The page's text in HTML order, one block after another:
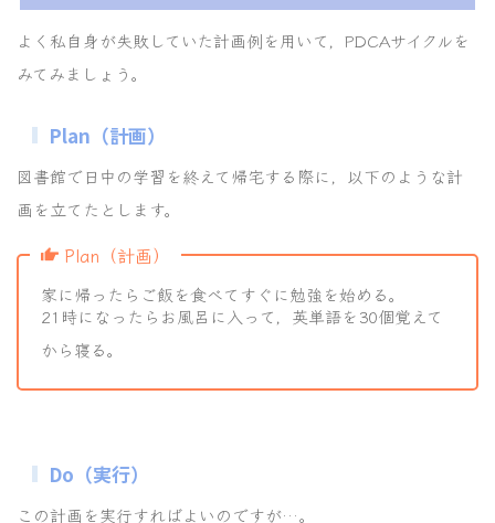
よく私自身が失敗していた計画例を用いて，PDCAサイクルを
みてみましょう。
Plan（計画）
図書館で日中の学習を終えて帰宅する際に，以下のような計
画を立てたとします。
Plan（計画）
家に帰ったらご飯を食べてすぐに勉強を始める。
21時になったらお風呂に入って，英単語を30個覚えて
から寝る。
Do（実行）
この計画を実行すればよいのですが…。